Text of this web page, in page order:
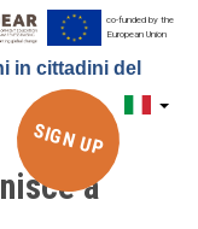
in cittadini del
SIGN UP
co-funded by the
European Union
a